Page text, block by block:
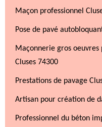
Maçon professionnel
Pose de pavé
Maçonnerie gros
Cluses 74300
Prestations de pavage
Artisan pour création de
Professionnel du béton